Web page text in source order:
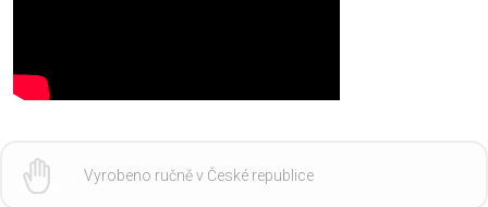
Vyrobeno ručně v České republice